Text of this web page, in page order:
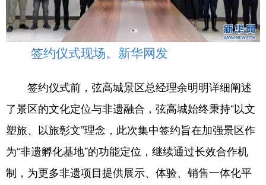
辽宁 吉林 上海 江苏
浙江 安徽 福建 江西
广东 广西 海南 重庆
四川 贵州 云南 西藏
陕西 宁夏
签约仪式现场。新华网发
签约仪式前，弦高城景区总经理余明明详细阐述
了景区的文化定位与非遗融合，弦高城始终秉持“以文
塑旅、以旅彰文”理念，此次集中签约旨在加强景区作
为“非遗孵化基地”的功能定位，继续通过长效合作机
制，为更多非遗项目提供展示、体验、销售一体化平